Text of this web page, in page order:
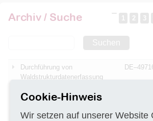
Archiv / Suche 1 2 3
Suchen
Durchführung von
Waldstrukturdatenerfassung
Datierung von Vulkanite im
Erzgebirge/Vogtland
Bauleistungen für den Neubau
Cookie-Hinweis
Wir setzen auf unserer Website